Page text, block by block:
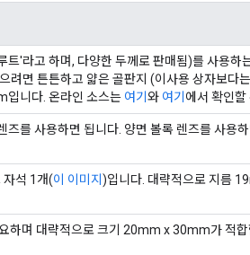
트'라고 하며, 다양한 두께로 판매됨)를 사용하
려면 튼튼하고 얇은 골판지 (이사용 상자보다
입니다. 온라인 소스는 여기 와 여기 에서 확인할
를 사용하면 됩니다. 양면 볼록 렌즈를 사용
자석 1개(이 이미지 )입니다. 대략적으로 지름
하며 대략적으로 크기 20mm x 30mm가 적합